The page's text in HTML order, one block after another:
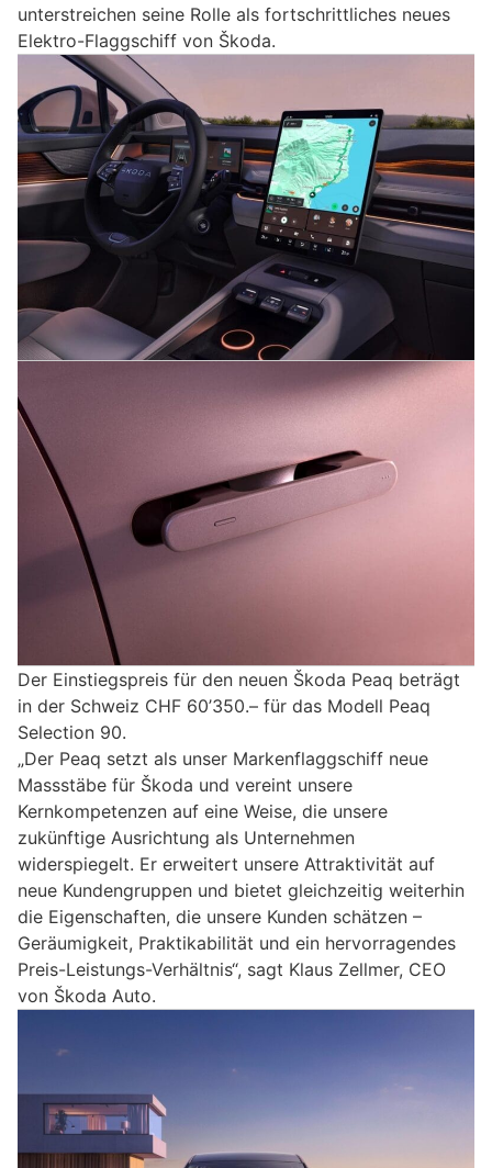
unterstreichen seine Rolle als fortschrittliches neues
Elektro-Flaggschiff von Škoda.
Der Einstiegspreis für den neuen Škoda Peaq beträgt
in der Schweiz CHF 60’350.– für das Modell Peaq
Selection 90.
„Der Peaq setzt als unser Markenflaggschiff neue
Massstäbe für Škoda und vereint unsere
Kernkompetenzen auf eine Weise, die unsere
zukünftige Ausrichtung als Unternehmen
widerspiegelt. Er erweitert unsere Attraktivität auf
neue Kundengruppen und bietet gleichzeitig weiterhin
die Eigenschaften, die unsere Kunden schätzen –
Geräumigkeit, Praktikabilität und ein hervorragendes
Preis-Leistungs-Verhältnis“, sagt Klaus Zellmer, CEO
von Škoda Auto.